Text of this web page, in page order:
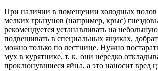
При наличии в помещении холодных
мелких грызунов (например, крыс)
рекомендуется устанавливать на
подвешивать в специальных ящиках,
можно только по лестнице. Нужно
мух в курятнике, т. к. они нередко
проклюнувшиеся яйца, а это наносит вред